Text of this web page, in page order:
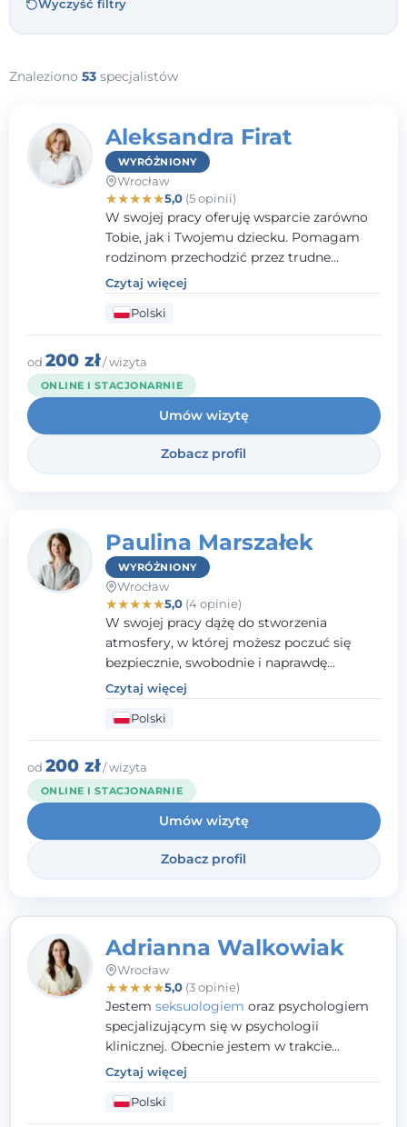
Wyczyść filtry
Znaleziono 53 specjalistów
Aleksandra Firat
WYRÓŻNIONY
Wrocław
★★★★★5,0(5 opinii)
W swojej pracy oferuję wsparcie zarówno
Tobie, jak i Twojemu dziecku. Pomagam
rodzinom przechodzić przez trudne
momenty, opierając współpracę na
wzajemnym zaufaniu i otwartej
komunikacji. Posiadam doświadczenie w
pracy z dziećmi i młodzieżą mierzącymi się
z różnorodnymi trudnościami
emocjonalnymi oraz rozwojowymi.
Czytaj więcej
Polski
od 200 zł/ wizyta
ONLINE I STACJONARNIE
Umów wizytę
Zobacz profil
Paulina Marszałek
WYRÓŻNIONY
Wrocław
★★★★★5,0(4 opinie)
W swojej pracy dążę do stworzenia
atmosfery, w której możesz poczuć się
bezpiecznie, swobodnie i naprawdę
wysłuchany(-a). Zależy mi na
towarzyszeniu Ci w drodze do większego
dobrostanu, lepszego poznania siebie oraz
budowania wartościowych i
satysfakcjonujących relacji - zarówno z
innymi, jak i z samym sobą. Możliwość
bycia częścią tego procesu traktuję jako
duże wyróżnienie.
Czytaj więcej
Polski
od 200 zł/ wizyta
ONLINE I STACJONARNIE
Umów wizytę
Zobacz profil
Adrianna Walkowiak
Wrocław
★★★★★5,0(3 opinie)
Jestem seksuologiem oraz psychologiem
specjalizującym się w psychologii
klinicznej. Obecnie jestem w trakcie
szkolenia na psychoterapeutę
systemowego. Posiadam status członka
nadzwyczajnego Wielkopolskiego
Czytaj więcej
Polski